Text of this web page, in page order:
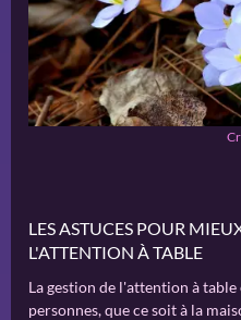
LES ASTUCES POUR
L'ATTENTION À TABLE
La gestion de l'attention à
personnes, que ce soit à la